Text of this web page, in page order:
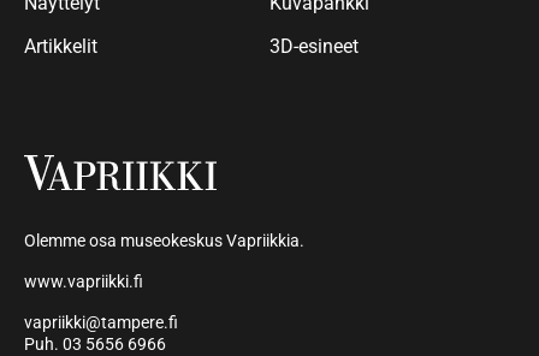
Artikkelit
3D-esineet
Olemme osa museokeskus Vapriikkia.
www.vapriikki.fi
vapriikki@tampere.fi
Puh. 03 5656 6966